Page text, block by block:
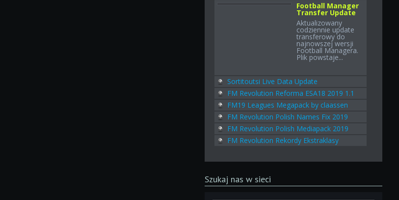
Football Manager
Transfer Update
Aktualizowany
codziennie update
transferowy do
najnowszej wersji
Football Managera.
Plik powstaje...
Sortitoutsi Live Data Update
FM Revolution Reforma ESA18 2019 1.1
FM19 Leagues Megapack by claassen
FM Revolution Polish Names Fix 2019
FM Revolution Polish Mediapack 2019
FM Revolution Rekordy Ekstraklasy
Szukaj nas w sieci